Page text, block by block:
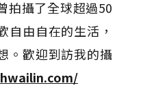
拍攝了全球超過50
自由自在的生活，
。歡迎到訪我的攝